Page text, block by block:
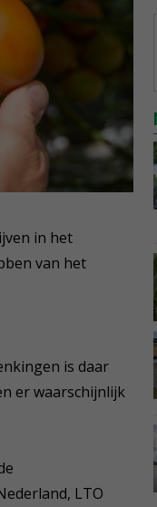
in het
van het
is daar
er waarschijnlijk
LTO